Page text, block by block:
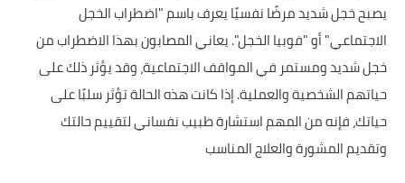
يصبح خجل شديد مرضًا نفسيًا يعرف باسم "اضطراب الخجل
الاجتماعي" أو "فوبيا الخجل". يعاني المصابون بهذا الاضطراب من
خجل شديد ومستمر في المواقف الاجتماعية، وقد يؤثر ذلك على
حياتهم الشخصية والعملية. إذا كانت هذه الحالة تؤثر سلبًا على
حياتك، فإنه من المهم استشارة طبيب نفساني لتقييم حالتك
وتقديم المشورة والعلاج المناسب